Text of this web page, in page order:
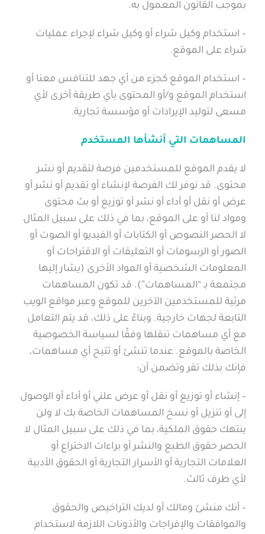
بموجب القانون المعمول به.
– استخدام وكيل شراء أو وكيل شراء لإجراء عمليات
شراء على الموقع.
– استخدام الموقع كجزء من أي جهد للتنافس معنا أو
استخدام الموقع و/أو المحتوى بأي طريقة أخرى لأي
مسعى لتوليد الإيرادات أو مؤسسة تجارية.
المساهمات التي أنشأها المستخدم
لا يقدم الموقع للمستخدمين فرصة لتقديم أو نشر
محتوى. قد نوفر لك الفرصة لإنشاء أو تقديم أو نشر أو
عرض أو نقل أو أداء أو نشر أو توزيع أو بث محتوى
ومواد لنا أو على الموقع، بما في ذلك على سبيل المثال
لا الحصر النصوص أو الكتابات أو الفيديو أو الصوت أو
الصور أو الرسومات أو التعليقات أو الاقتراحات أو
المعلومات الشخصية أو المواد الأخرى (يشار إليها
مجتمعة بـ “المساهمات”). قد تكون المساهمات
مرئية للمستخدمين الآخرين للموقع وعبر مواقع الويب
التابعة لجهات خارجية. وبناءً على ذلك، قد يتم التعامل
مع أي مساهمات تنقلها وفقًا لسياسة الخصوصية
الخاصة بالموقع. عندما تنشئ أو تتيح أي مساهمات،
فإنك بذلك تقر وتضمن أن:
– إنشاء أو توزيع أو نقل أو عرض علني أو أداء أو الوصول
إلى أو تنزيل أو نسخ المساهمات الخاصة بك لا ولن
ينتهك حقوق الملكية، بما في ذلك على سبيل المثال لا
الحصر حقوق الطبع والنشر أو براءات الاختراع أو
العلامات التجارية أو الأسرار التجارية أو الحقوق الأدبية
لأي طرف ثالث.
– أنك منشئ ومالك أو لديك التراخيص والحقوق
والموافقات والإفراجات والأذونات اللازمة لاستخدام